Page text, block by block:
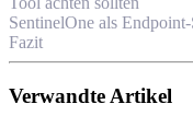
SentinelOne als
Fazit
Verwandte Artikel